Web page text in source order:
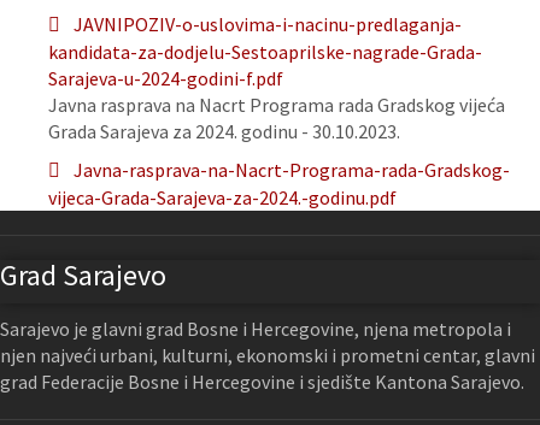
JAVNIPOZIV-o-uslovima-i-nacinu-predlaganja-
kandidata-za-dodjelu-Sestoaprilske-nagrade-Grada-
Sarajeva-u-2024-godini-f.pdf
Javna rasprava na Nacrt Programa rada Gradskog vijeća
Grada Sarajeva za 2024. godinu - 30.10.2023.
Javna-rasprava-na-Nacrt-Programa-rada-Gradskog-
vijeca-Grada-Sarajeva-za-2024.-godinu.pdf
Grad Sarajevo
Sarajevo je glavni grad Bosne i Hercegovine, njena metropola i
njen najveći urbani, kulturni, ekonomski i prometni centar, glavni
grad Federacije Bosne i Hercegovine i sjedište Kantona Sarajevo.